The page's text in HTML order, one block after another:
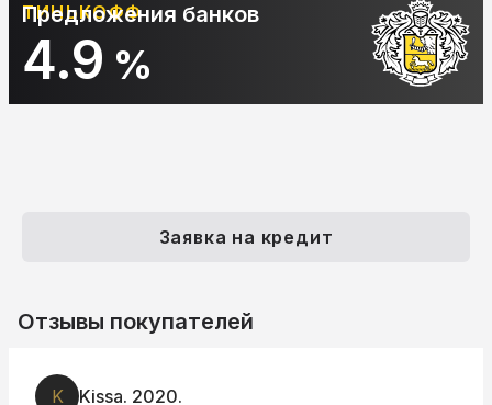
ТИНЬКОФФ
4.9 %
Предложения банков
Заявка на кредит
Отзывы покупателей
K Kissa. 2020.